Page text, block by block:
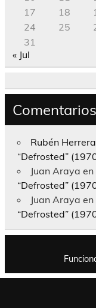
17
18
24
25
31
« Jul
Rubén Herrera
“Defrosted”
Juan Araya en
“Defrosted”
Juan Araya en
“Defrosted”